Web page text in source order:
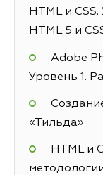
HTML и
HTML 5 и
Adobe
Уровень 1.
«Тильда»
HTML и